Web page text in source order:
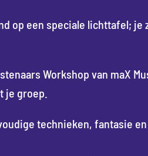
op een speciale lichttafel;
Workshop van maX
je groep.
technieken, fantasie